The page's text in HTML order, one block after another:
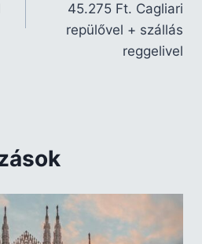
45.275 Ft. Cagliari
repülővel + szállás
reggelivel